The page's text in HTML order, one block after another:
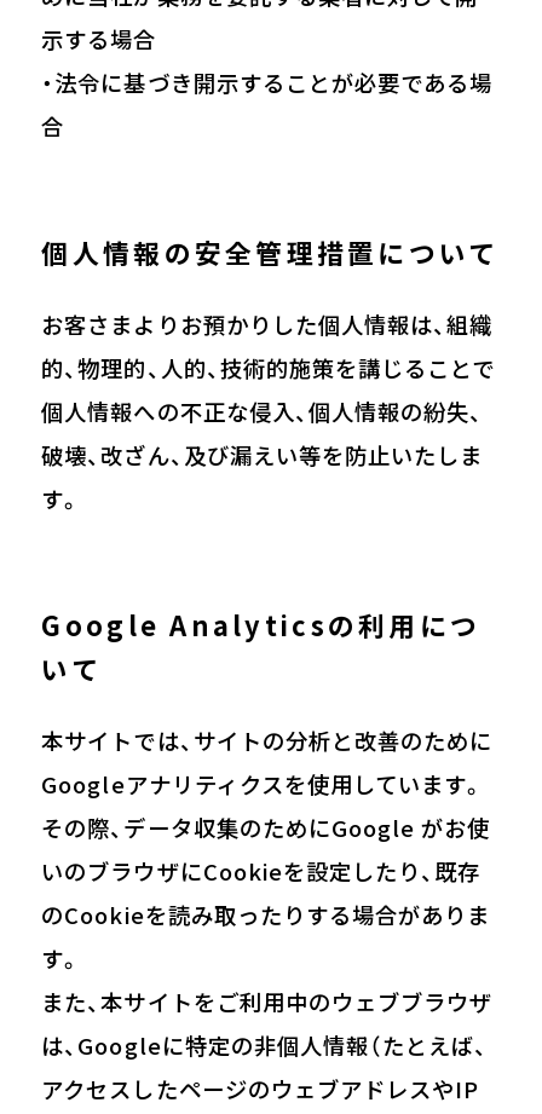
示する場合
・法令に基づき開示することが必要である場
合
個人情報の安全管理措置について
お客さまよりお預かりした個人情報は、組織
的、物理的、人的、技術的施策を講じることで
個人情報への不正な侵入、個人情報の紛失、
破壊、改ざん、及び漏えい等を防止いたしま
す。
Google Analyticsの利用につ
いて
本サイトでは、サイトの分析と改善のために
Googleアナリティクスを使用しています。
その際、データ収集のためにGoogle がお使
いのブラウザにCookieを設定したり、既存
のCookieを読み取ったりする場合がありま
す。
また、本サイトをご利用中のウェブブラウザ
は、Googleに特定の非個人情報（たとえば、
アクセスしたページのウェブアドレスやIP